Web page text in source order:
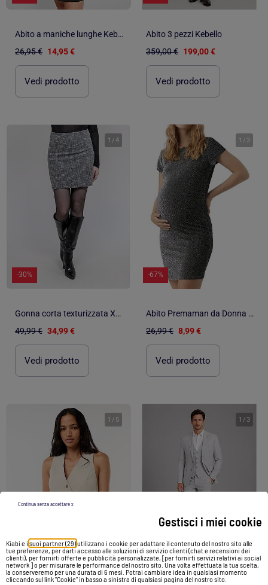
Gestisci i miei cookie
Kiabi e i suoi partner (29)utilizzano i cookie per adattare il contenuto del nostro sito alle
tue preferenze, per darti accesso alle soluzioni di servizio clienti (chat e recensioni dei
clienti), per fornirti offerte e pubblicità personalizzate, [per fornirti servizi relativi ai social
network ] o per misurare le performance del nostro sito. Una volta effettuata la tua scelta,
la conserveremo per una durata di 6 mesi. Potrai cambiare idea in qualsiasi momento
cliccando sul link "Cookie" in basso a sinistra di qualsiasi pagina del nostro sito.
Continua senza accettare x
Abito a maniche lunghe Kebello
26,95 € 14,95 €
Vedi prodotto
Abito 3 pezzi Kebello
359,00 € 199,00 €
Vedi prodotto
1 /4
-30%
Gonna corta texturizzata XABOLIE
49,99 € 34,99 €
Vedi prodotto
1 / 3
-67%
Abito Premaman da Donna Vero Moda Maternity
26,99 € 8,99 €
Vedi prodotto
1 / 5
-40%
1 /3
-45%